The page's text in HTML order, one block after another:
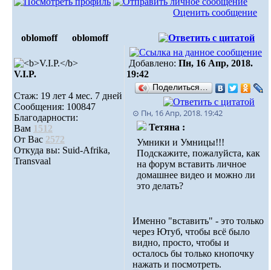
Оценить сообщение
oblomoff oblomoff
V.I.P.
Стаж: 19 лет 4 мес. 7 дней
Сообщения: 100847
Благодарности:
Вам 1512
От Вас 2572
Откуда вы: Suid-Afrika,
Transvaal
Добавлено: Пн, 16 Апр, 2018.
19:42
Поделиться…
⊙ Пн, 16 Апр, 2018. 19:42
Тетяна :
Умники и Умницы!!!
Подскажите, пожалуйста, как
на форум вставить личное
домашнее видео и можно ли
это делать?
Именно "вставить" - это только
через Ютуб, чтобы всё было
видно, просто, чтобы и
осталось бы только кнопочку
нажать и посмотреть.